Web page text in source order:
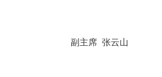
副主席 张云山